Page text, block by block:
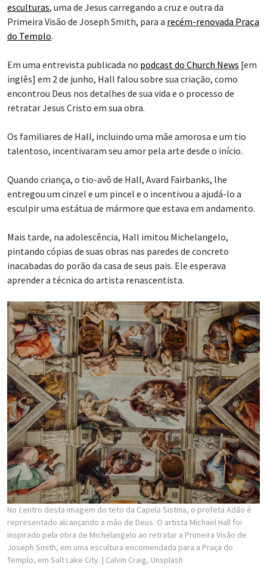
esculturas, uma de Jesus carregando a cruz e outra da
Primeira Visão de Joseph Smith, para a recém-renovada Praça
do Templo.
Em uma entrevista publicada no podcast do Church News [em
inglês] em 2 de junho, Hall falou sobre sua criação, como
encontrou Deus nos detalhes de sua vida e o processo de
retratar Jesus Cristo em sua obra.
Os familiares de Hall, incluindo uma mãe amorosa e um tio
talentoso, incentivaram seu amor pela arte desde o início.
Quando criança, o tio-avô de Hall, Avard Fairbanks, lhe
entregou um cinzel e um pincel e o incentivou a ajudá-lo a
esculpir uma estátua de mármore que estava em andamento.
Mais tarde, na adolescência, Hall imitou Michelangelo,
pintando cópias de suas obras nas paredes de concreto
inacabadas do porão da casa de seus pais. Ele esperava
aprender a técnica do artista renascentista.
No centro desta imagem do teto da Capela Sistina, o profeta Adão é
representado alcançando a mão de Deus. O artista Michael Hall foi
inspirado pela obra de Michelangelo ao retratar a Primeira Visão de
Joseph Smith, em uma escultura encomendada para a Praça do
Templo, em Salt Lake City. | Calvin Craig, Unsplash